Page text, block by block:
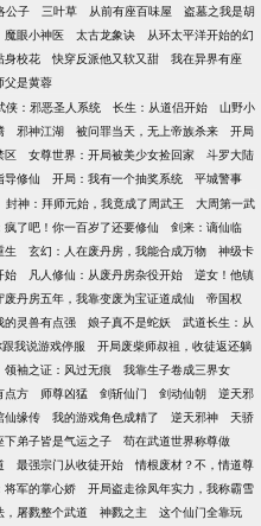
公子 三叶草 从前有座百味屋
盗墓之我是胡
魔眼小神医 太古龙象诀
从环太平洋开始的幻
身校花 快穿反派他又软又甜
我在异界有座
父是黄蓉
侠：邪恶圣人系统 长生：从道侣开始
山野小
邪神江湖 被问罪当天，无上帝族杀来
开局
区 女尊世界：开局被美少女捡回家
斗罗大陆
导修仙 开局：我有一个抽奖系统 平城警事
封神：拜师元始，我竟成了周武王
大周第一武
疯了吧！你一百岁了还要修仙
剑来：谪仙临
生 玄幻：人在废丹房，我能合成万物
神级卡
始 凡人修仙：从废丹房杂役开始
逆女！他镇
废丹房五年，我靠变废为宝证道成仙
帝国权
的灵兽有点强 娘子真不是蛇妖
武道长生：从
我说游戏停服
开局废柴师叔祖，收徒返还躺
领袖之证：风过无痕
我靠生子卷成三界女
点方 师尊凶猛 剑斩仙门 剑动仙朝
逆天邪
仙缘传 我的游戏角色成精了 逆天邪神
天骄
下弟子皆是气运之子
苟在武道世界称尊做
最强宗门从收徒开始
情根废材？不，情道尊
将军的掌心娇
开局盗走徐凤年实力，我称霸雪
，屠戮整个武道 神戮之主 这个仙门全靠玩